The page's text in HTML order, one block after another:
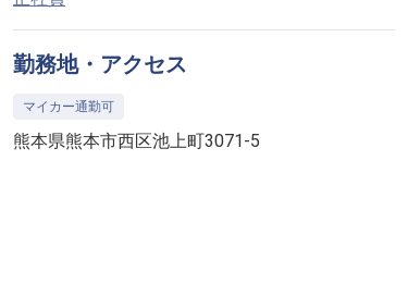
勤務地・アクセス
マイカー通勤可
熊本県熊本市西区池上町3071-5